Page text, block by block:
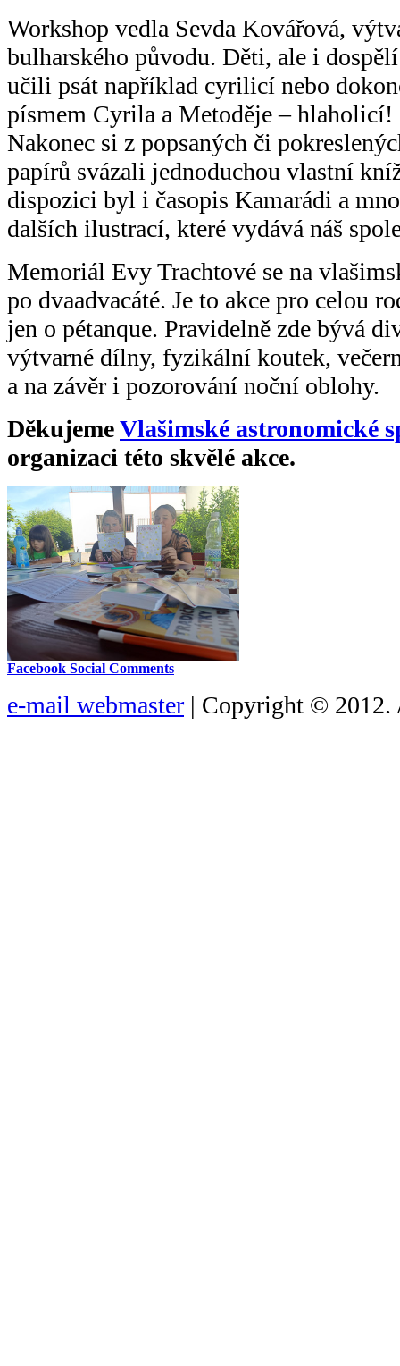
Workshop vedla Sevda Kovářová,
bulharského původu. Děti, ale i
učili psát například cyrilicí nebo
písmem Cyrila a Metoděje – hlaholicí!
Nakonec si z popsaných či
papírů svázali jednoduchou vlastní
dispozici byl i časopis Kamarádi a
dalších ilustrací, které vydává náš
Memoriál Evy Trachtové se na
po dvaadvacáté. Je to akce pro celou
jen o pétanque. Pravidelně zde bývá
výtvarné dílny, fyzikální koutek,
a na závěr i pozorování noční oblohy.
DěkujemeVlašimské astronomické
organizaci této skvělé akce.
Facebook Social Comments
e-mail webmaster | Copyright © 2012.